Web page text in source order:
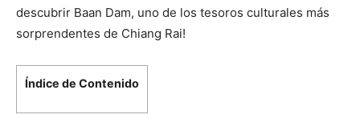
descubrir Baan Dam, uno de los tesoros culturales más
sorprendentes de Chiang Rai!
Índice de Contenido